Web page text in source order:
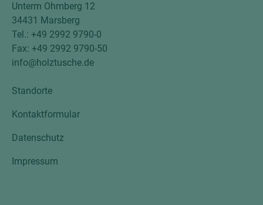
Unterm Ohmberg 12
34431 Marsberg
Tel.: +49 2992 9790-0
Fax: +49 2992 9790-50
info@holztusche.de
Standorte
Kontaktformular
Datenschutz
Impressum